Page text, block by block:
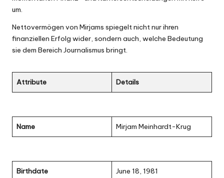
um.
Nettovermögen von Mirjams spiegelt nicht nur ihren
finanziellen Erfolg wider, sondern auch, welche Bedeutung
sie dem Bereich Journalismus bringt.
Attribute Details
Name Mirjam Meinhardt-Krug
Birthdate June 18, 1981